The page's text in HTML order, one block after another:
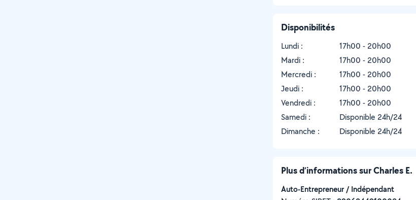
Disponibilités
Lundi :
17h00 - 20h00
Mardi :
17h00 - 20h00
Mercredi :
17h00 - 20h00
Jeudi :
17h00 - 20h00
Vendredi :
17h00 - 20h00
Samedi :
Disponible 24h/24
Dimanche :
Disponible 24h/24
Plus d’informations sur Charles E.
Auto-Entrepreneur / Indépendant